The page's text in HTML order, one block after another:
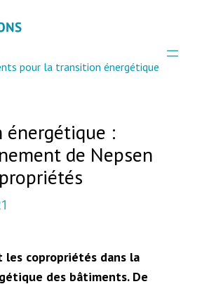
pour la transition énergétique
énergétique :
de Nepsen
les copropriétés dans la
des bâtiments. De